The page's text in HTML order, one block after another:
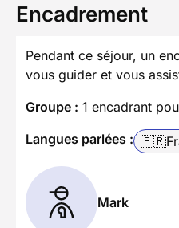
Encadrement
Pendant ce séjour, un
vous guider et vous
Groupe : 1 encadrant
Langues parlées : 🇫🇷
Mark